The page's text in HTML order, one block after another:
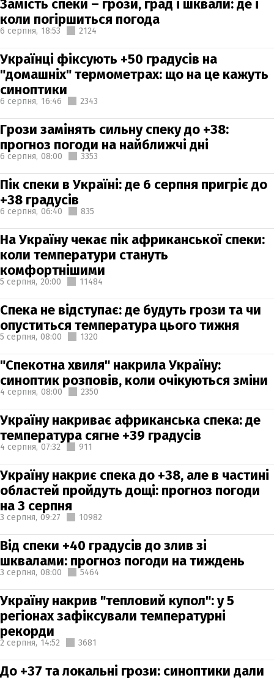
Замість спеки – грози, град і шквали: де і
коли погіршиться погода
6 серпня, 18:53 2124
Українці фіксують +50 градусів на
"домашніх" термометрах: що на це кажуть
синоптики
6 серпня, 16:46 2343
Грози замінять сильну спеку до +38:
прогноз погоди на найближчі дні
6 серпня, 08:00 3353
Пік спеки в Україні: де 6 серпня пригріє до
+38 градусів
6 серпня, 06:40 835
На Україну чекає пік африканської спеки:
коли температури стануть
комфортнішими
5 серпня, 20:00 11484
Спека не відступає: де будуть грози та чи
опуститься температура цього тижня
5 серпня, 08:00 1320
"Спекотна хвиля" накрила Україну:
синоптик розповів, коли очікуються зміни
4 серпня, 08:00 2350
Україну накриває африканська спека: де
температура сягне +39 градусів
4 серпня, 07:32 911
Україну накриє спека до +38, але в частині
областей пройдуть дощі: прогноз погоди
на 3 серпня
3 серпня, 09:27 10982
Від спеки +40 градусів до злив зі
шквалами: прогноз погоди на тиждень
3 серпня, 08:00 5464
Україну накрив "тепловий купол": у 5
регіонах зафіксували температурні
рекорди
2 серпня, 14:52 3681
До +37 та локальні грози: синоптики дали